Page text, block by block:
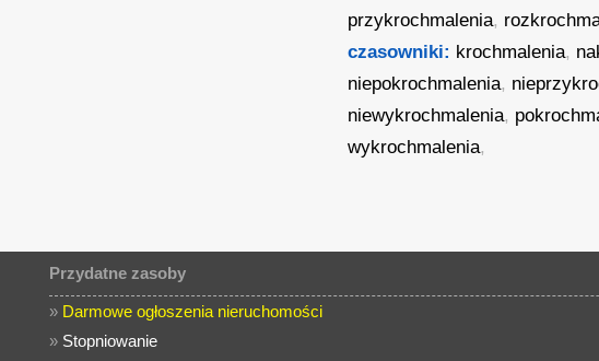
przykrochmalenia,
czasowniki: krochmalenia,
niepokrochmalenia,
niewykrochmalenia,
wykrochmalenia,
Przydatne zasoby
» Darmowe ogłoszenia nieruchomości
» Stopniowanie